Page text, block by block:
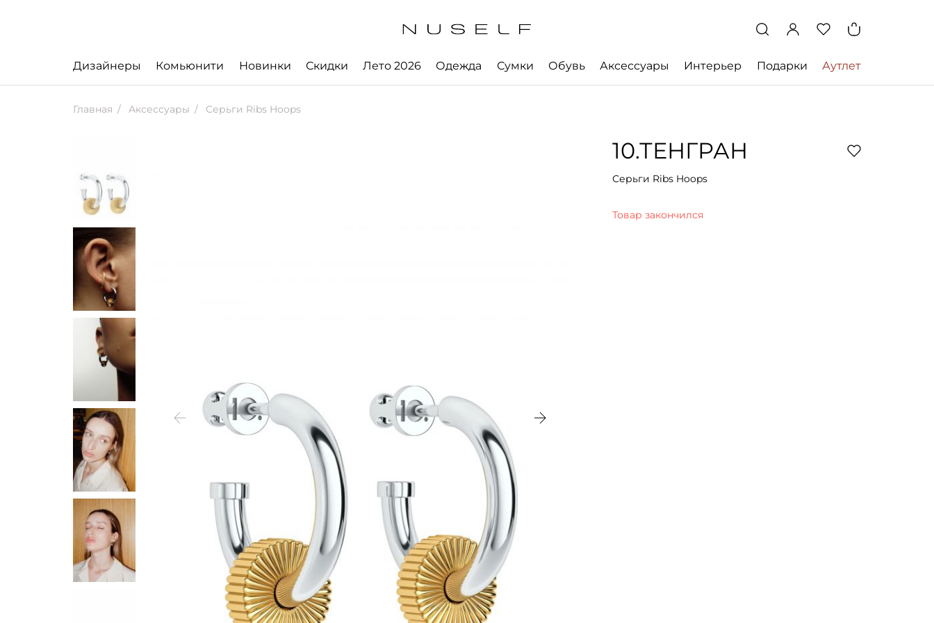
Дизайнеры Комьюнити Новинки Скидки Лето 2026 Одежда Сумки Обувь Аксессуары Интерьер Подарки Аутлет
Главная Аксессуары Серьги Ribs Hoops
10.ТЕНГРАН
Серьги Ribs Hoops
Товар закончился